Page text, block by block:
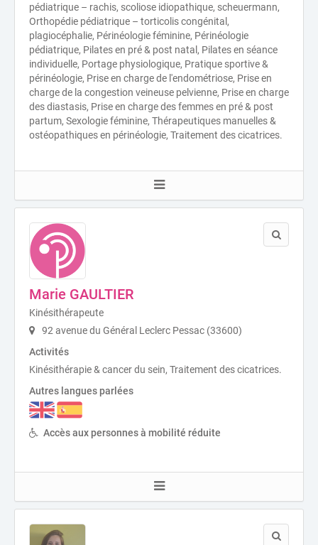
pédiatrique – rachis, scoliose idiopathique, scheuermann,
Orthopédie pédiatrique – torticolis congénital,
plagiocéphalie, Périnéologie féminine, Périnéologie
pédiatrique, Pilates en pré & post natal, Pilates en séance
individuelle, Portage physiologique, Pratique sportive &
périnéologie, Prise en charge de l'endométriose, Prise en
charge de la congestion veineuse pelvienne, Prise en charge
des diastasis, Prise en charge des femmes en pré & post
partum, Sexologie féminine, Thérapeutiques manuelles &
ostéopathiques en périnéologie, Traitement des cicatrices.
Marie GAULTIER
Kinésithérapeute
92 avenue du Général Leclerc Pessac (33600)
Activités
Kinésithérapie & cancer du sein, Traitement des cicatrices.
Autres langues parlées
Accès aux personnes à mobilité réduite